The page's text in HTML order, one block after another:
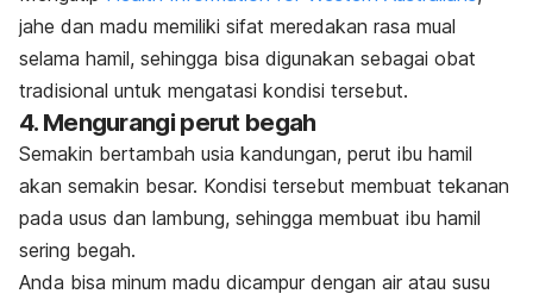
jahe dan madu memiliki sifat meredakan rasa mual
selama hamil, sehingga bisa digunakan sebagai obat
tradisional untuk mengatasi kondisi tersebut.
4. Mengurangi perut begah
Semakin bertambah usia kandungan, perut ibu hamil
akan semakin besar. Kondisi tersebut membuat tekanan
pada usus dan lambung, sehingga membuat ibu hamil
sering begah.
Anda bisa minum madu dicampur dengan air atau susu